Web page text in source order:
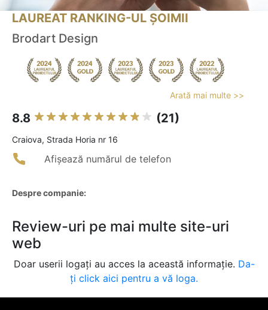
LAUREAT RANKING-UL ȘOIMII
Brodart Design
Arată mai multe >>
8.8 (21)
Craiova, Strada Horia nr 16
Afișează numărul de telefon
Despre companie:
Review-uri pe mai multe site-uri
web
Doar userii logați au acces la această informație. Da-
ți click aici pentru a vă loga.